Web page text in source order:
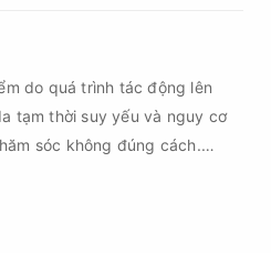
do quá trình tác động lên
tạm thời suy yếu và nguy cơ
sóc không đúng cách.
hồi phục nhanh hơn mà còn